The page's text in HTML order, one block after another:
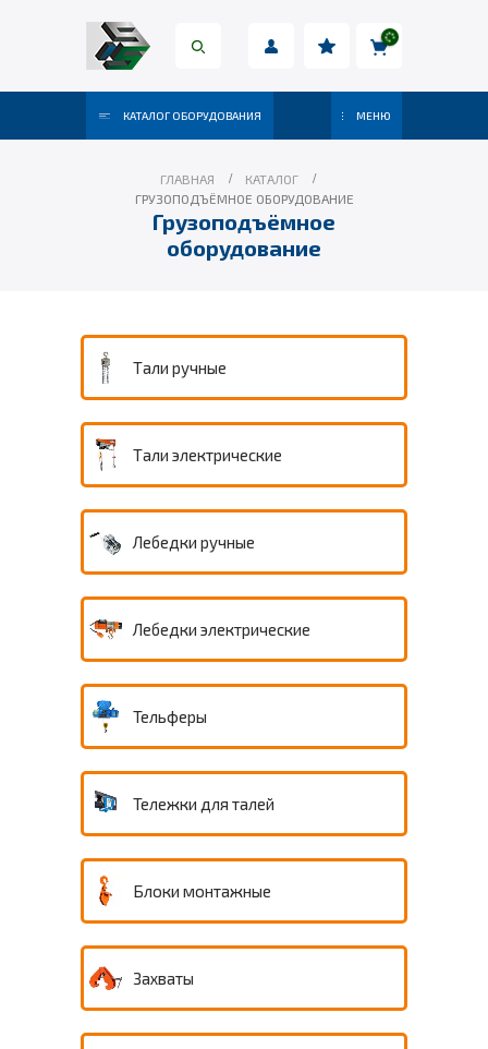
КАТАЛОГ ОБОРУДОВАНИЯ МЕНЮ
ГЛАВНАЯ
КАТАЛОГ
ГРУЗОПОДЪЁМНОЕ ОБОРУДОВАНИЕ
Грузоподъёмное
оборудование
Тали ручные
Тали электрические
Лебедки ручные
Лебедки электрические
Тельферы
Тележки для талей
Блоки монтажные
Захваты